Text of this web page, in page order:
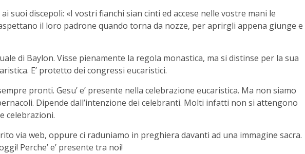
suoi discepoli: «I vostri fianchi sian cinti ed accese nelle vostre mani le
il loro padrone quando torna da nozze, per aprirgli appena giunge e
di Baylon. Visse pienamente la regola monastica, ma si distinse per la sua
E’ protetto dei congressi eucaristici.
pronti. Gesu’ e’ presente nella celebrazione eucaristica. Ma non siamo
Dipende dall’intenzione dei celebranti. Molti infatti non si attengono
celebrazioni.
via web, oppure ci raduniamo in preghiera davanti ad una immagine sacra.
Perche’ e’ presente tra noi!